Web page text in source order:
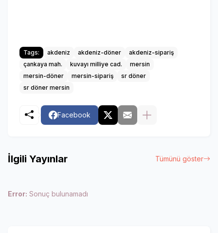
Tags: akdeniz akdeniz-döner
akdeniz-sipariş
çankaya mah.
kuvayı milliye cad.
mersin
mersin-döner
mersin-sipariş
sr döner
sr döner mersin
Facebook
İlgili Yayınlar Tümünü göster
Error: Sonuç bulunamadı